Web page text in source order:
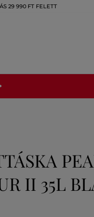
29 990 FT FELETT
II 35L